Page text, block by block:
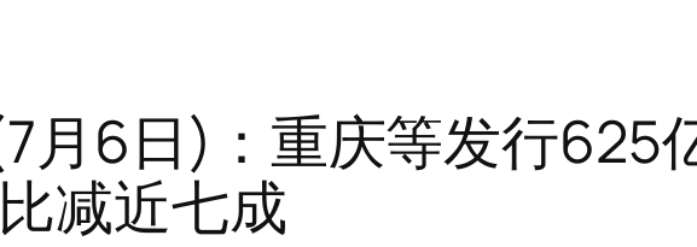
月6日)：重庆等发行625
减近七成